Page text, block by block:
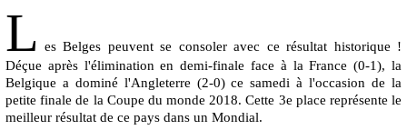
L
es Belges peuvent se consoler avec ce résultat historique !
Déçue après l'élimination en demi-finale face à la France (0-1), la
Belgique a dominé l'Angleterre (2-0) ce samedi à l'occasion de la
petite finale de la Coupe du monde 2018. Cette 3e place représente le
meilleur résultat de ce pays dans un Mondial.